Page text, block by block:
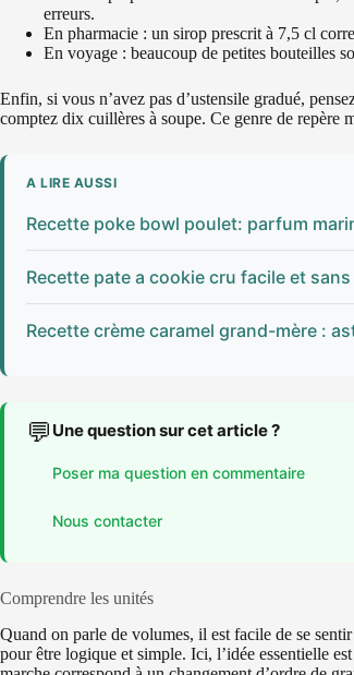
erreurs.
En pharmacie : un sirop prescrit à 7,5 cl
En voyage : beaucoup de petites bouteilles
Enfin, si vous n’avez pas d’ustensile gradué,
comptez dix cuillères à soupe. Ce genre de repère
A LIRE AUSSI
Recette poke bowl poulet: parfum
Recette pate a cookie cru facile et
Recette crème caramel grand-mère :
💬 Une question sur cet article ?
Poser ma question en commentaire
Nous contacter
Comprendre les unités
Quand on parle de volumes, il est facile de se
pour être logique et simple. Ici, l’idée essentielle